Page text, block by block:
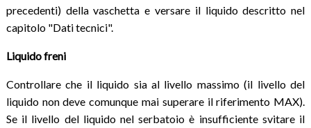
precedenti) della vaschetta e versare il liquido descritto nel
capitolo "Dati tecnici".
Liquido freni
Controllare che il liquido sia al livello massimo (il livello del
liquido non deve comunque mai superare il riferimento MAX).
Se il livello del liquido nel serbatoio è insufficiente svitare il